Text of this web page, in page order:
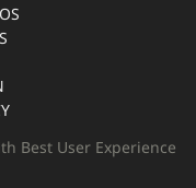
Best User Experience